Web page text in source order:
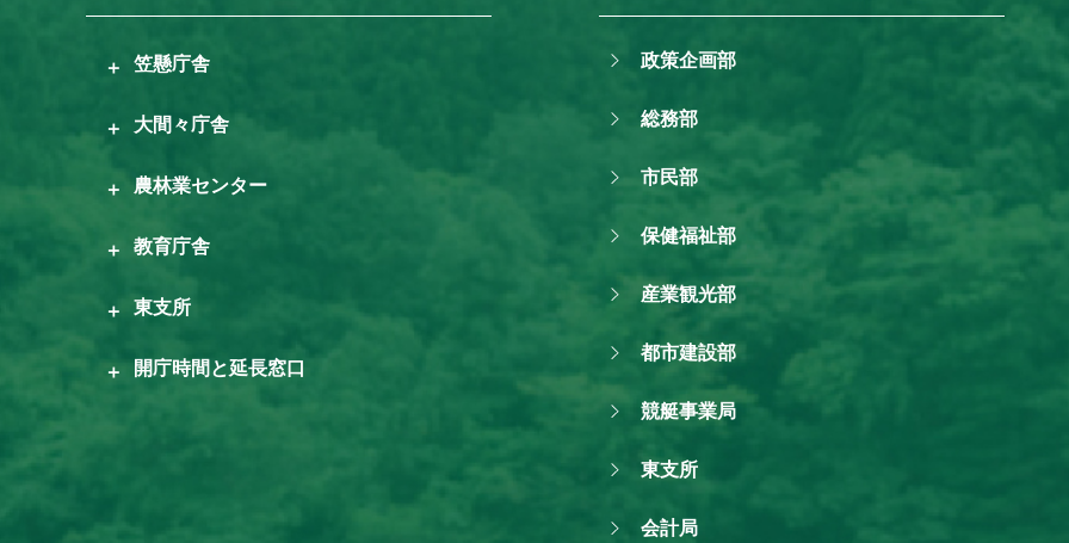
笠懸庁舎
大間々庁舎
農林業センター
教育庁舎
東支所
開庁時間と延長窓口
政策企画部
総務部
市民部
保健福祉部
産業観光部
都市建設部
競艇事業局
東支所
会計局